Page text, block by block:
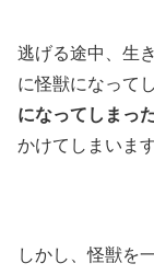
逃げる途中、生
に怪獣になって
になってしまっ
かけてしまいます
しかし、怪獣を